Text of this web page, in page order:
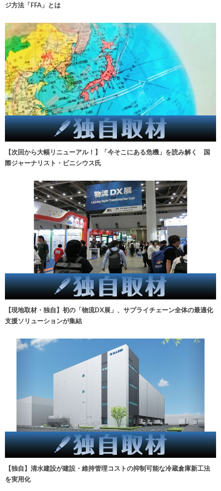
ジ方法「FFA」とは
【次回から大幅リニューアル！】「今そこにある危機」を読み解く 国
際ジャーナリスト・ビニシウス氏
【現地取材・独自】初の「物流DX展」、サプライチェーン全体の最適化
支援ソリューションが集結
【独自】清水建設が建設・維持管理コストの抑制可能な冷蔵倉庫新工法
を実用化